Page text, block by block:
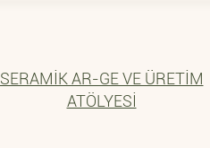
SERAMİK AR-GE VE ÜRETİM
ATÖLYESİ